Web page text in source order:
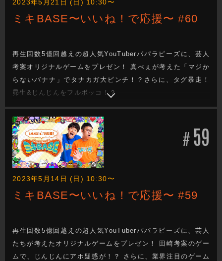
2023年5月21日 (日) 10:30〜
ミキBASE〜いいね！で応援〜 #60
再生回数5億回越えの超人気YouTuberパパラピーズに、芸人
考案オリジナルゲームをプレゼン！ 真べぇが考えた「マジか
らないバナナ」でタナカガ大ピンチ！？さらに、タグ暴走！
昴生&じんじんをフルボッコ！？
# 59
2023年5月14日 (日) 10:30〜
ミキBASE〜いいね！で応援〜 #59
再生回数5億回越えの超人気YouTuberパパラピーズに、芸人
たちが考えたオリジナルゲームをプレゼン！ 田崎考案のゲー
ムで、じんじんにアホ疑惑が！？ さらに、業界注目のゲーム